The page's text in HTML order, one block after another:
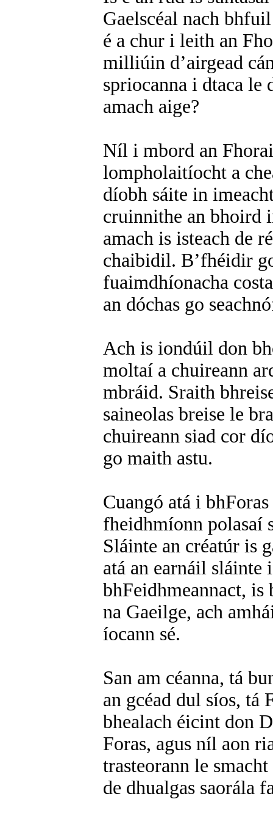
Gaelscéal nach
é a chur i leith an
milliúin d’airgead
spriocanna i dtaca le
amach aige?
Níl i mbord an
lompholaitíocht a
díobh sáite in
cruinnithe an bhoird
amach is isteach de
chaibidil. B’fhéidir
fuaimdhíonacha
an dóchas go
Ach is iondúil don
moltaí a chuireann
mbráid. Sraith
saineolas breise le
chuireann siad cor
go maith astu.
Cuangó atá i
fheidhmíonn polasaí
Sláinte an créatúr is
atá an earnáil
bhFeidhmeannact, is
na Gaeilge, ach
íocann sé.
San am céanna, tá
an gcéad dul síos, tá
bhealach éicint don
Foras, agus níl aon
trasteorann le
de dhualgas saorála